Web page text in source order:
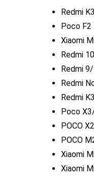
Redmi
Poco F2
Xiaomi
Redmi
Redmi
Redmi
Redmi
Poco
POCO
POCO
Xiaomi
Xiaomi